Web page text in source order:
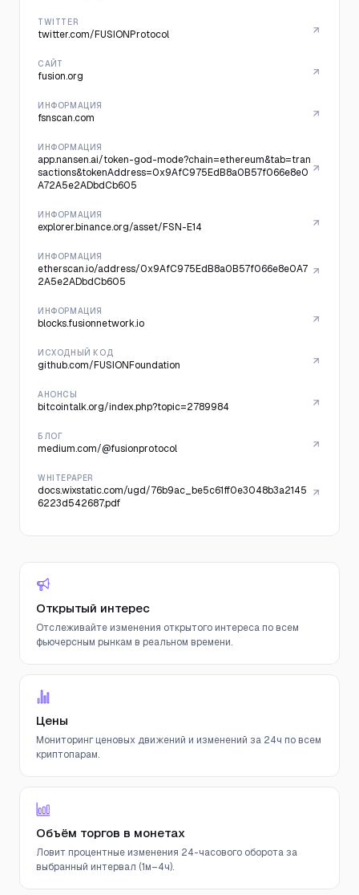
TWITTER
twitter.com/FUSIONProtocol
САЙТ
fusion.org
ИНФОРМАЦИЯ
fsnscan.com
ИНФОРМАЦИЯ
app.nansen.ai/token-god-mode?chain=ethereum&tab=tran
sactions&tokenAddress=0x9AfC975EdB8a0B57f066e8e0
A72A5e2ADbdCb605
ИНФОРМАЦИЯ
explorer.binance.org/asset/FSN-E14
ИНФОРМАЦИЯ
etherscan.io/address/0x9AfC975EdB8a0B57f066e8e0A7
2A5e2ADbdCb605
ИНФОРМАЦИЯ
blocks.fusionnetwork.io
ИСХОДНЫЙ КОД
github.com/FUSIONFoundation
АНОНСЫ
bitcointalk.org/index.php?topic=2789984
БЛОГ
medium.com/@fusionprotocol
WHITEPAPER
docs.wixstatic.com/ugd/76b9ac_be5c61ff0e3048b3a2145
6223d542687.pdf
Открытый интерес
Отслеживайте изменения открытого интереса по всем
фьючерсным рынкам в реальном времени.
Цены
Мониторинг ценовых движений и изменений за 24ч по всем
криптопарам.
Объём торгов в монетах
Ловит процентные изменения 24-часового оборота за
выбранный интервал (1м–4ч).